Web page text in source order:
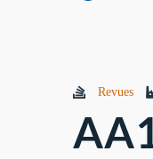
Revues